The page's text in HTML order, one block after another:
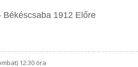
Békéscsaba 1912 Előre
12:30 óra